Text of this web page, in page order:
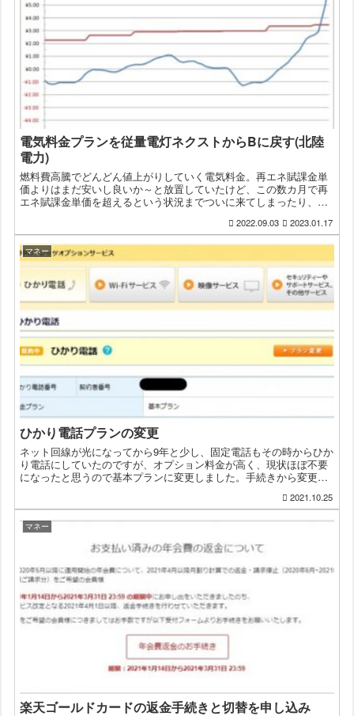
電気料金プランを従量電灯ネクストからBに戻す(北陸
電力)
燃料費高騰でどんどん値上がりしていく電気料金。再エネ賦課金単
価よりはまだ安いし良いか～と放置していたけど、この数カ月で再
エネ賦課金単価を超えるという状況までついに来てしまったり、北
2022.09.03 2023.01.17
マネー
ひかり電話プランの変更
ネット回線が光になってから9年と少し、固定電話もその時からひか
り電話にしていたのですが、オプション料金が高く、現状ほぼ不要
になったと思うので基本プランに変更しました。手続きから変更ま
2021.10.25
マネー
楽天ゴールドカードの返金手続きと切替を申し込み